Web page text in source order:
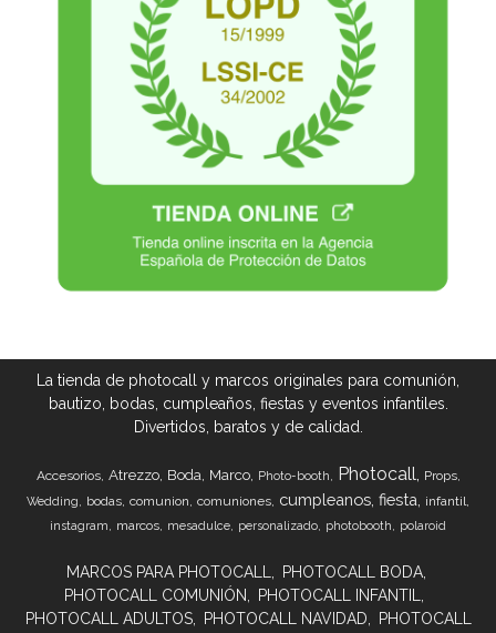
La tienda de photocall y marcos originales para comunión,
bautizo, bodas, cumpleaños, fiestas y eventos infantiles.
Divertidos, baratos y de calidad.
Accesorios Atrezzo Boda Marco Photo-booth Photocall Props
Wedding bodas comunion comuniones cumpleanos fiesta infantil
instagram marcos mesadulce personalizado photobooth polaroid
MARCOS PARA PHOTOCALL
PHOTOCALL BODA
PHOTOCALL COMUNIÓN
PHOTOCALL INFANTIL
PHOTOCALL ADULTOS
PHOTOCALL NAVIDAD
PHOTOCALL